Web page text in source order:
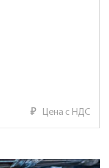
₽ Цена с НДС